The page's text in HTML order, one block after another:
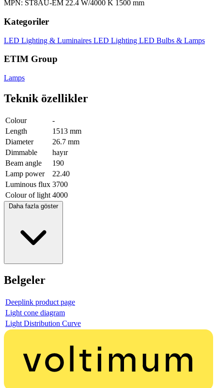
MPN: ST8AU-EM 22.4 W/4000 K 1500 mm
Kategoriler
LED Lighting & Luminaires LED Lighting LED Bulbs & Lamps
ETIM Group
Lamps
Teknik özellikler
Colour
-
Length
1513 mm
Diameter
26.7 mm
Dimmable
hayır
Beam angle
190
Lamp power
22.40
Luminous flux 3700
Colour of light 4000
Daha fazla göster
Belgeler
Deeplink product page
Light cone diagram
Light Distribution Curve